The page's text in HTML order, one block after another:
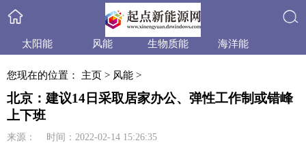
搜索
太阳能 风能 生物质能
海洋能
政策法规
产业信息
您现在的位置： 主页 > 风能 >
北京：建议14日采取居家办公、弹性工作制或错峰
上下班
来源： 时间：2022-02-14 15:26:35